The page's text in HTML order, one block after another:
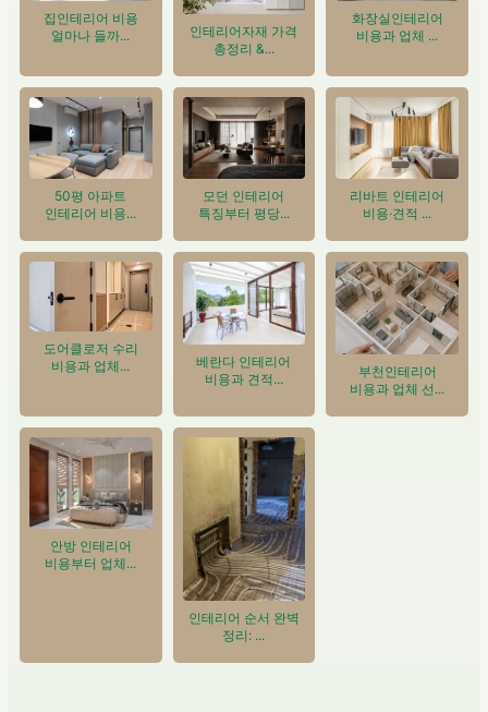
집인테리어 비용
얼마나 들까...
인테리어자재 가격
총정리 &...
화장실인테리어
비용과 업체 ...
50평 아파트
인테리어 비용...
모던 인테리어
특징부터 평당...
리바트 인테리어
비용·견적 ...
도어클로저 수리
비용과 업체...
베란다 인테리어
비용과 견적...
부천인테리어
비용과 업체 선...
안방 인테리어
비용부터 업체...
인테리어 순서 완벽
정리: ...